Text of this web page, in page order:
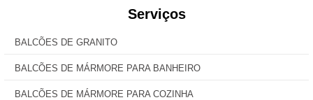
Serviços
BALCÕES DE GRANITO
BALCÕES DE MÁRMORE PARA BANHEIRO
BALCÕES DE MÁRMORE PARA COZINHA